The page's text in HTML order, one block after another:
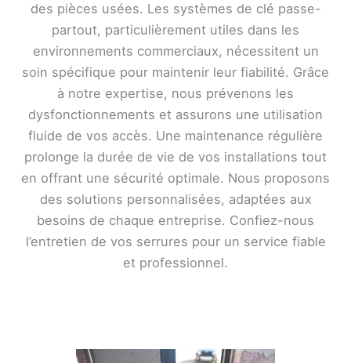
des pièces usées. Les systèmes de clé passe-
partout, particulièrement utiles dans les
environnements commerciaux, nécessitent un
soin spécifique pour maintenir leur fiabilité. Grâce
à notre expertise, nous prévenons les
dysfonctionnements et assurons une utilisation
fluide de vos accès. Une maintenance régulière
prolonge la durée de vie de vos installations tout
en offrant une sécurité optimale. Nous proposons
des solutions personnalisées, adaptées aux
besoins de chaque entreprise. Confiez-nous
l’entretien de vos serrures pour un service fiable
et professionnel.